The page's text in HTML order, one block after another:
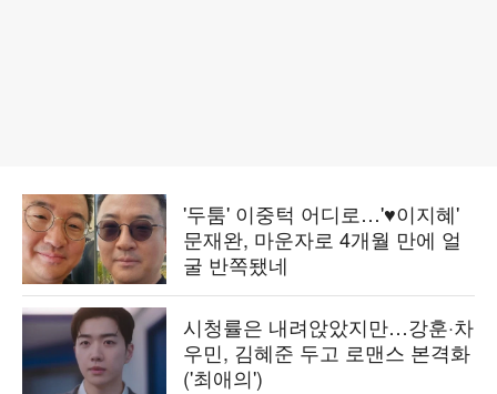
'두툼' 이중턱 어디로…'♥이지혜'
문재완, 마운자로 4개월 만에 얼
굴 반쪽됐네
시청률은 내려앉았지만…강훈·차
우민, 김혜준 두고 로맨스 본격화
('최애의')